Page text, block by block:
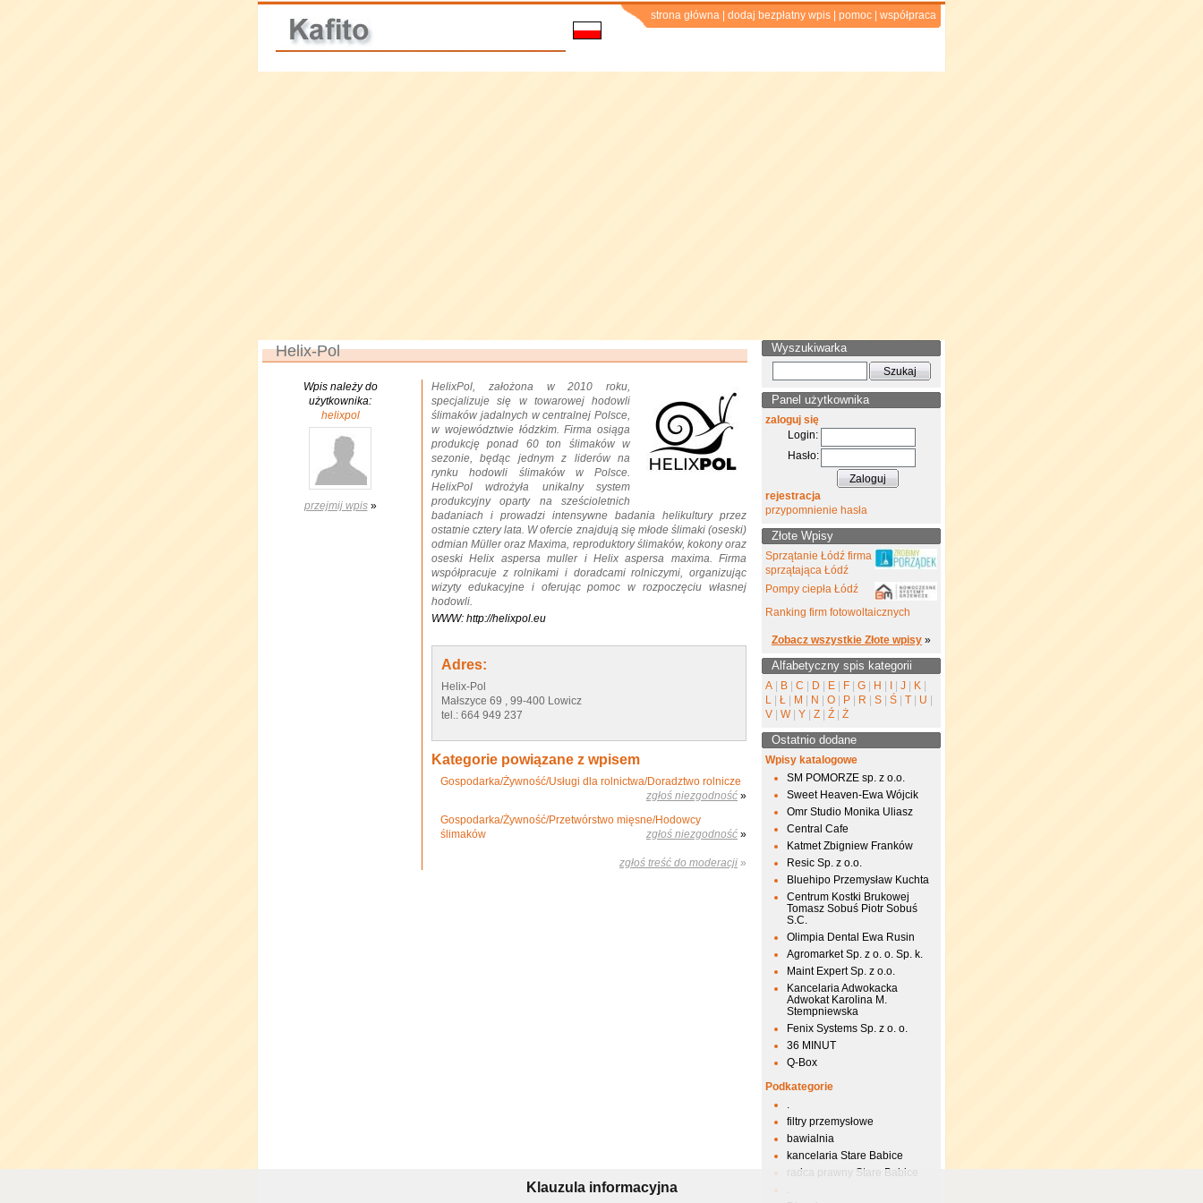
strona główna dodaj bezpłatny wpis pomoc współpraca
Helix-Pol
Wpis należy do
użytkownika:
helixpol
przejmij wpis»
HelixPol, założona w 2010 roku,
specjalizuje się w towarowej hodowli
ślimaków jadalnych w centralnej Polsce,
w województwie łódzkim. Firma osiąga
produkcję ponad 60 ton ślimaków w
sezonie, będąc jednym z liderów na
rynku hodowli ślimaków w Polsce.
HelixPol wdrożyła unikalny system
produkcyjny oparty na sześcioletnich
badaniach i prowadzi intensywne badania helikultury przez
ostatnie cztery lata. W ofercie znajdują się młode ślimaki (oseski)
odmian Müller oraz Maxima, reproduktory ślimaków, kokony oraz
oseski Helix aspersa muller i Helix aspersa maxima. Firma
współpracuje z rolnikami i doradcami rolniczymi, organizując
wizyty edukacyjne i oferując pomoc w rozpoczęciu własnej
hodowli.
WWW: http://helixpol.eu
Adres:
Helix-Pol
Małszyce 69 , 99-400 Lowicz
tel.: 664 949 237
Kategorie powiązane z wpisem
Gospodarka/Żywność/Usługi dla rolnictwa/Doradztwo rolnicze
zgłoś niezgodność »
Gospodarka/Żywność/Przetwórstwo mięsne/Hodowcy
ślimaków
zgłoś niezgodność »
zgłoś treść do moderacji »
Wyszukiwarka
Panel użytkownika
zaloguj się
Login:
Hasło:
rejestracja
przypomnienie hasła
Złote Wpisy
Sprzątanie Łódź firma
sprzątająca Łódź
Pompy ciepła Łódź
Ranking firm fotowoltaicznych
Zobacz wszystkie Złote wpisy »
Alfabetyczny spis kategorii
A B C D E F G H J K
L
Ł M N O P R S Ś T U
V
W Y Z Ź Ż
Ostatnio dodane
Wpisy katalogowe
SM POMORZE sp. z o.o.
Sweet Heaven-Ewa Wójcik
Omr Studio Monika Uliasz
Central Cafe
Katmet Zbigniew Franków
Resic Sp. z o.o.
Bluehipo Przemysław Kuchta
Centrum Kostki Brukowej
Tomasz Sobuś Piotr Sobuś
S.C.
Olimpia Dental Ewa Rusin
Agromarket Sp. z o. o. Sp. k.
Maint Expert Sp. z o.o.
Kancelaria Adwokacka
Adwokat Karolina M.
Stempniewska
Fenix Systems Sp. z o. o.
36 MINUT
Q-Box
Podkategorie
.
filtry przemysłowe
bawialnia
kancelaria Stare Babice
radca prawny Stare Babice
Klauzula informacyjna